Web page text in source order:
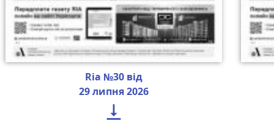
Ria №30 від
29 липня 2026
